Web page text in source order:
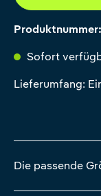
Produktnummer:
Sofort
Lieferumfang:
Die passende